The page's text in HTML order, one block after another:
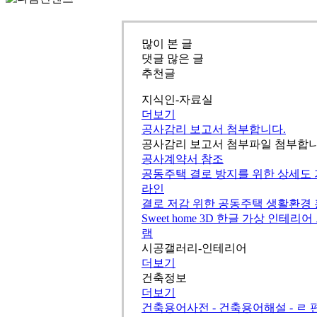
많이 본 글
댓글 많은 글
추천글
지식인-자료실
더보기
공사감리 보고서 첨부합니다.
공사감리 보고서 첨부파일 첨부합
공사계약서 참조
공동주택 결로 방지를 위한 상세도
라인
결로 저감 위한 공동주택 생활환경
Sweet home 3D 한글 가상 인테리어
램
시공갤러리-인테리어
더보기
건축정보
더보기
건축용어사전 - 건축용어해설 - ㄹ